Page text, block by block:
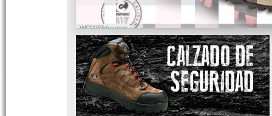
WOWSlider.com